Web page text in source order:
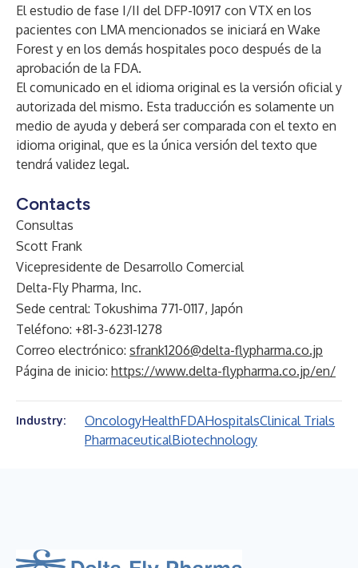
El estudio de fase I/II del DFP-10917 con VTX en los
pacientes con LMA mencionados se iniciará en Wake
Forest y en los demás hospitales poco después de la
aprobación de la FDA.
El comunicado en el idioma original es la versión oficial y
autorizada del mismo. Esta traducción es solamente un
medio de ayuda y deberá ser comparada con el texto en
idioma original, que es la única versión del texto que
tendrá validez legal.
Contacts
Consultas
Scott Frank
Vicepresidente de Desarrollo Comercial
Delta-Fly Pharma, Inc.
Sede central: Tokushima 771-0117, Japón
Teléfono: +81-3-6231-1278
Correo electrónico: sfrank1206@delta-flypharma.co.jp
Página de inicio: https://www.delta-flypharma.co.jp/en/
Industry: OncologyHealthFDAHospitalsClinical Trials
PharmaceuticalBiotechnology